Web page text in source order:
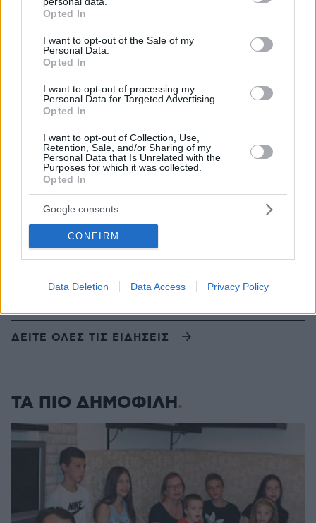
grant or deny consent to Google and its third-party tags to
use your data for below specified purposes in below Google
consent section.
Opted In
I want to opt-out of the Sale of my
Personal Data.
Opted In
I want to opt-out of processing my
Personal Data for Targeted Advertising.
Opted In
I want to opt-out of Collection, Use,
Retention, Sale, and/or Sharing of my
Personal Data that Is Unrelated with the
Purposes for which it was collected.
Opted In
Google consents
CONFIRM
Data Deletion Data Access Privacy Policy
καυτερός μεζές της Θεσσαλονίκης
Τέλος οι πινακίδες αυτοκινήτων στην Ελλάδα
πριν 14 λεπτά
Όταν η θωρακισμένη BMW δεν κατάφερε να
προστατεύσει τον Ζαμπούνη από τις σφαίρες
10 συμβουλές για να διατηρείτε τα ρούχα σας σαν
καινούργια
«Κάτι απέσπασε την προσοχή του οδηγού»:
Πραγματογνώμονας επιχειρεί να ρίξει φως στα αίτια
του δυστυχήματος στις Σέρρες
πριν 29 λεπτά
«Άξιζε να θέσουμε σε κίνδυνο μια οικογένεια λύκων,
μετά τις επικρίσεις για τον θάνατο του λευκού
πριν 29 λεπτά
ΔΕΙΤΕ ΟΛΕΣ ΤΙΣ ΕΙΔΗΣΕΙΣ
ΤΑ ΠΙΟ ΔΗΜΟΦΙΛΗ